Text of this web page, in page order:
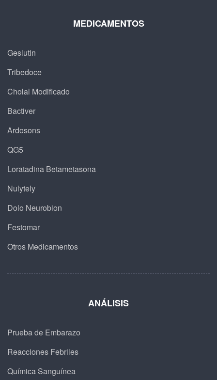
MEDICAMENTOS
Geslutin
Tribedoce
Cholal Modificado
Bactiver
Ardosons
QG5
Loratadina Betametasona
Nulytely
Dolo Neurobion
Festomar
Otros Medicamentos
ANÁLISIS
Prueba de Embarazo
Reacciones Febriles
Química Sanguínea